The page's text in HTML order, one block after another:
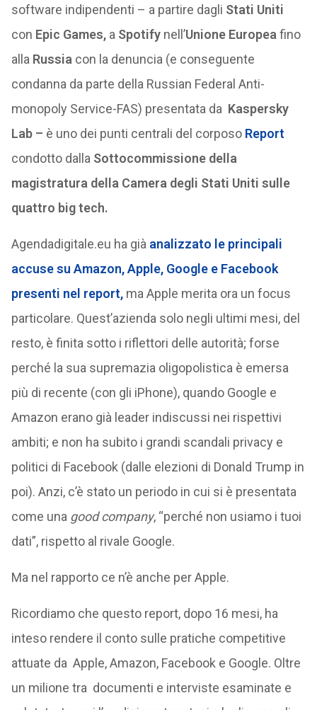
software indipendenti – a partire dagli Stati Uniti
con Epic Games,a Spotifynell’Unione Europea fino
alla Russia con la denuncia (e conseguente
condanna da parte della Russian Federal Anti-
monopoly Service-FAS) presentata da Kaspersky
Lab – è uno dei punti centrali del corposo Report
condotto dalla Sottocommissione della
magistratura della Camera degli Stati Uniti sulle
quattro big tech.
Agendadigitale.eu ha già analizzato le principali
accuse su Amazon, Apple, Google e Facebook
presenti nel report,ma Apple merita ora un focus
particolare. Quest’azienda solo negli ultimi mesi, del
resto, è finita sotto i riflettori delle autorità; forse
perché la sua supremazia oligopolistica è emersa
più di recente (con gli iPhone), quando Google e
Amazon erano già leader indiscussi nei rispettivi
ambiti; e non ha subito i grandi scandali privacy e
politici di Facebook (dalle elezioni di Donald Trump in
poi). Anzi, c’è stato un periodo in cui si è presentata
come una good company, “perché non usiamo i tuoi
dati”, rispetto al rivale Google.
Ma nel rapporto ce n’è anche per Apple.
Ricordiamo che questo report, dopo 16 mesi, ha
inteso rendere il conto sulle pratiche competitive
attuate da Apple, Amazon, Facebook e Google. Oltre
un milione tra documenti e interviste esaminate e